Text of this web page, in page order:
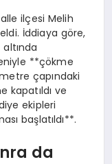
ilçesi Melih
İddiaya göre,
**çökme
çapındaki
kapatıldı ve
ekipleri
başlatıldı**.
da